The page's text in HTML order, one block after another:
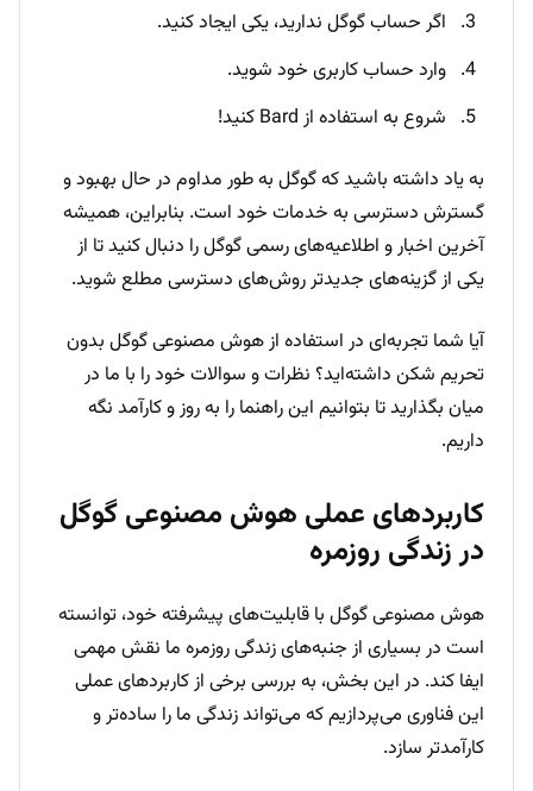
اگر حساب گوگل ندارید، یکی ایجاد کنید.
وارد حساب کاربری خود شوید.
شروع به استفاده از Bard کنید!
به یاد داشته باشید که گوگل به طور مداوم در حال بهبود و
گسترش دسترسی به خدمات خود است. بنابراین، همیشه
آخرین اخبار و اطلاعیه‌های رسمی گوگل را دنبال کنید تا از
یکی از گزینه‌های جدیدتر روش‌های دسترسی مطلع شوید.
آیا شما تجربه‌ای در استفاده از هوش مصنوعی گوگل بدون
تحریم شکن داشته‌اید؟ نظرات و سوالات خود را با ما در
میان بگذارید تا بتوانیم این راهنما را به روز و کارآمد نگه
داریم.
کاربردهای عملی هوش مصنوعی گوگل
در زندگی روزمره
هوش مصنوعی گوگل با قابلیت‌های پیشرفته خود، توانسته
است در بسیاری از جنبه‌های زندگی روزمره ما نقش مهمی
ایفا کند. در این بخش، به بررسی برخی از کاربردهای عملی
این فناوری می‌پردازیم که می‌تواند زندگی ما را ساده‌تر و
کارآمدتر سازد.